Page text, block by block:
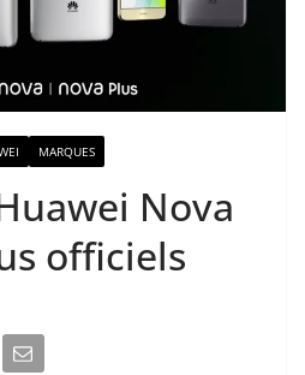
MARQUES
Nova
officiels